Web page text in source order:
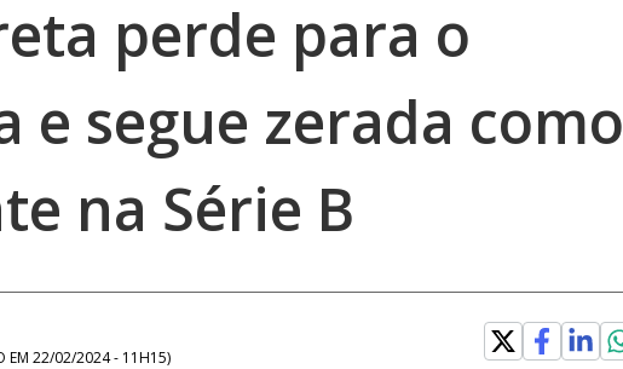
perde para o
e segue zerada como
na Série B
EM 22/02/2024 - 11H15)